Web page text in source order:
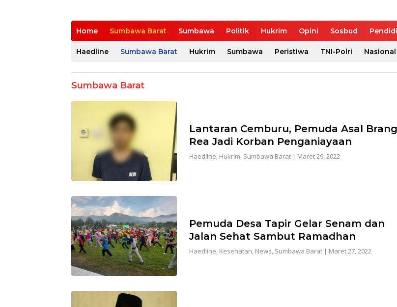
Home Sumbawa Barat Sumbawa Politik Hukrim Opini Sosbud
Haedline Sumbawa Barat Hukrim Sumbawa Peristiwa TNI-Polri Nasional
Sumbawa Barat
Lantaran Cemburu, Pemuda Asal Brang
Rea Jadi Korban Penganiayaan
Haedline, Hukrim, Sumbawa Barat| Maret 29, 2022
Pemuda Desa Tapir Gelar Senam dan
Jalan Sehat Sambut Ramadhan
Haedline, Kesehatan, News, Sumbawa Barat| Maret 27, 2022